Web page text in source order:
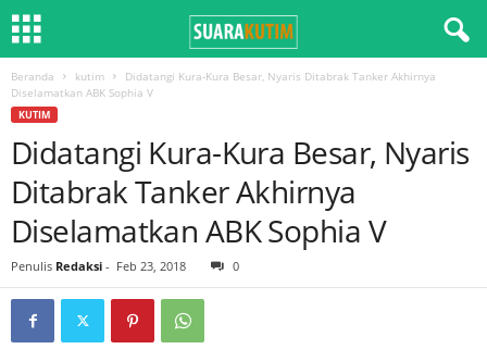
Beranda kutim
Didatangi Kura-Kura Besar, Nyaris Ditabrak Tanker Akhirnya
Diselamatkan ABK Sophia V
KUTIM
Didatangi Kura-Kura Besar, Nyaris
Ditabrak Tanker Akhirnya
Diselamatkan ABK Sophia V
Penulis Redaksi - Feb 23, 2018 0